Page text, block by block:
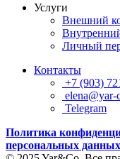
Услуги
Внешний
Личный
Контакты
+7 (903)
elena@yar-
Telegram
Политика
персональных данных